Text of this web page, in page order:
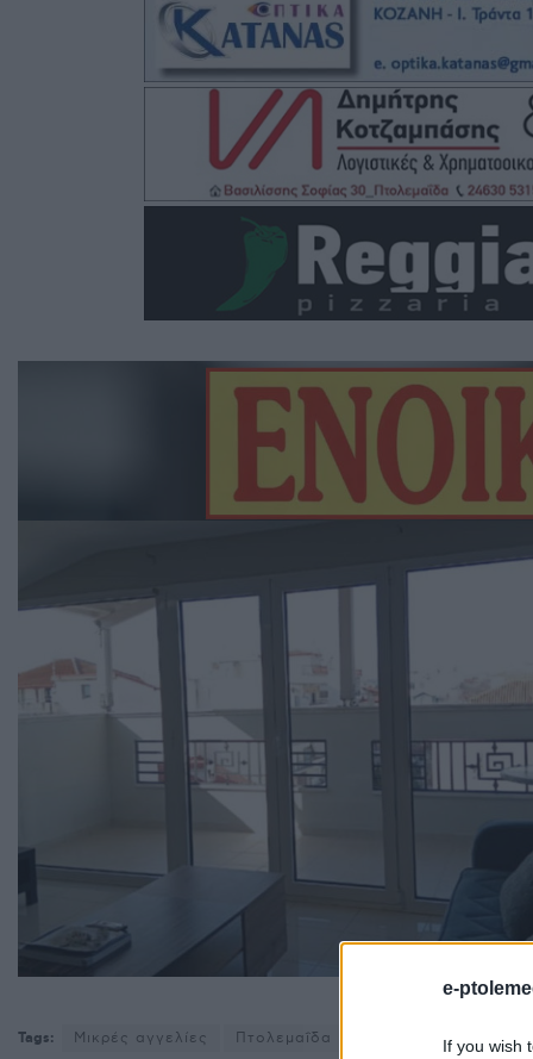
e-
If you wish
Tags: Μικρές αγγελίες Πτολεμαΐδα